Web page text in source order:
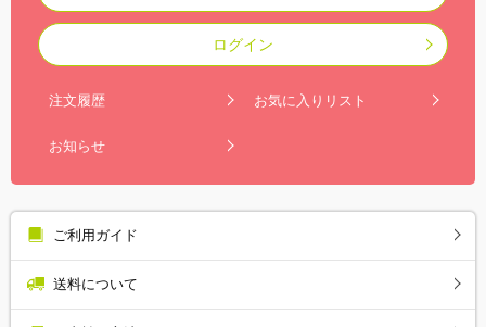
ログイン
注文履歴 お気に入りリスト
お知らせ
ご利用ガイド
送料について